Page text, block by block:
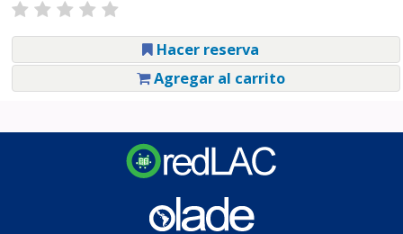
Hacer reserva
Agregar al carrito